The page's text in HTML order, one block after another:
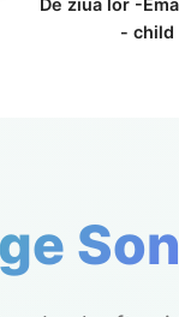
De ziua lor -
- child